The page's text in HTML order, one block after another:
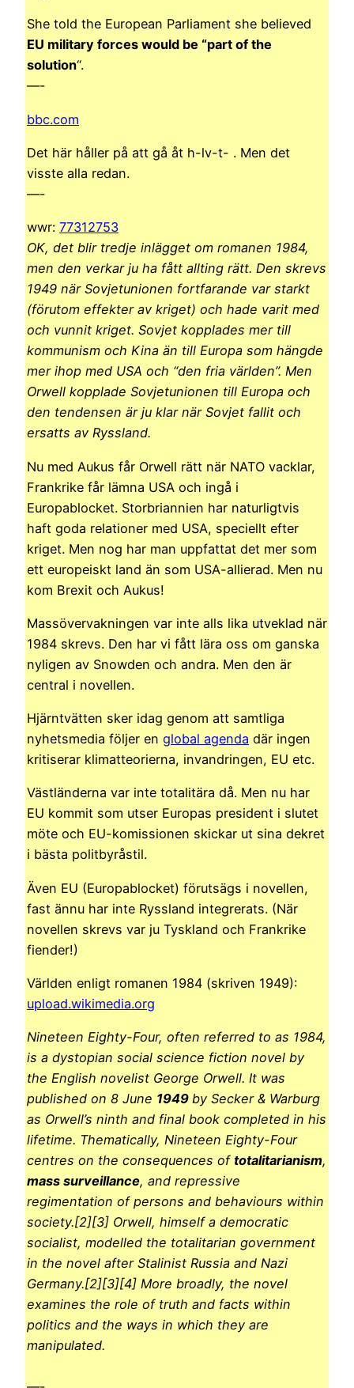
She told the European Parliament she believed
EU military forces would be “part of the
solution“.
—-
bbc.com
Det här håller på att gå åt h-lv-t- . Men det
visste alla redan.
—-
wwr: 77312753
OK, det blir tredje inlägget om romanen 1984,
men den verkar ju ha fått allting rätt. Den skrevs
1949 när Sovjetunionen fortfarande var starkt
(förutom effekter av kriget) och hade varit med
och vunnit kriget. Sovjet kopplades mer till
kommunism och Kina än till Europa som hängde
mer ihop med USA och “den fria världen”. Men
Orwell kopplade Sovjetunionen till Europa och
den tendensen är ju klar när Sovjet fallit och
ersatts av Ryssland.
Nu med Aukus får Orwell rätt när NATO vacklar,
Frankrike får lämna USA och ingå i
Europablocket. Storbriannien har naturligtvis
haft goda relationer med USA, speciellt efter
kriget. Men nog har man uppfattat det mer som
ett europeiskt land än som USA-allierad. Men nu
kom Brexit och Aukus!
Massövervakningen var inte alls lika utveklad när
1984 skrevs. Den har vi fått lära oss om ganska
nyligen av Snowden och andra. Men den är
central i novellen.
Hjärntvätten sker idag genom att samtliga
nyhetsmedia följer en global agenda där ingen
kritiserar klimatteorierna, invandringen, EU etc.
Västländerna var inte totalitära då. Men nu har
EU kommit som utser Europas president i slutet
möte och EU-komissionen skickar ut sina dekret
i bästa politbyråstil.
Även EU (Europablocket) förutsägs i novellen,
fast ännu har inte Ryssland integrerats. (När
novellen skrevs var ju Tyskland och Frankrike
fiender!)
Världen enligt romanen 1984 (skriven 1949):
upload.wikimedia.org
Nineteen Eighty-Four, often referred to as 1984,
is a dystopian social science fiction novel by
the English novelist George Orwell. It was
published on 8 June 1949 by Secker & Warburg
as Orwell’s ninth and final book completed in his
lifetime. Thematically, Nineteen Eighty-Four
centres on the consequences of totalitarianism,
mass surveillance, and repressive
regimentation of persons and behaviours within
society.[2][3] Orwell, himself a democratic
socialist, modelled the totalitarian government
in the novel after Stalinist Russia and Nazi
Germany.[2][3][4] More broadly, the novel
examines the role of truth and facts within
politics and the ways in which they are
manipulated.